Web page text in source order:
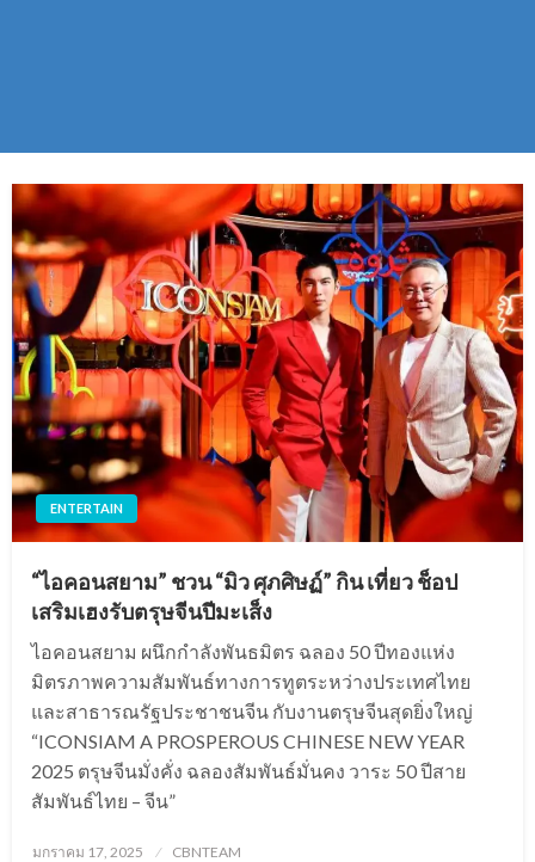
ENTERTAIN
“ไอคอนสยาม” ชวน “มิว ศุภศิษฏ์” กิน เที่ยว ช็อป
เสริมเฮงรับตรุษจีนปีมะเส็ง
ไอคอนสยาม ผนึกกำลังพันธมิตร ฉลอง 50 ปีทองแห่ง
มิตรภาพความสัมพันธ์ทางการทูตระหว่างประเทศไทย
และสาธารณรัฐประชาชนจีน กับงานตรุษจีนสุดยิ่งใหญ่
“ICONSIAM A PROSPEROUS CHINESE NEW YEAR
2025 ตรุษจีนมั่งคั่ง ฉลองสัมพันธ์มั่นคง วาระ 50 ปีสาย
สัมพันธ์ไทย – จีน”
Posted
มกราคม 17, 2025 CBNTEAM